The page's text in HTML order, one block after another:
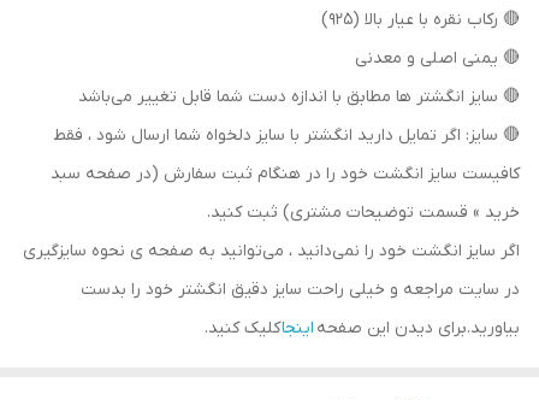
🔴 رکاب نقره با عیار بالا (۹۲۵)
🔴 یمنی اصلی و معدنی
🔴 سایز انگشتر ها مطابق با اندازه دست شما قابل تغییر می‌باشد
🔴 سایز: اگر تمایل دارید انگشتر با سایز دلخواه شما ارسال شود ، فقط
کافیست سایز انگشت خود را در هنگام ثبت سفارش (در صفحه سبد
خرید » قسمت توضیحات مشتری) ثبت کنید.
اگر سایز انگشت خود را نمی‌دانید ، می‌توانید به صفحه ی نحوه سایزگیری
در سایت مراجعه و خیلی راحت سایز دقیق انگشتر خود را بدست
بیاورید.برای دیدن این صفحه اینجاکلیک کنید.